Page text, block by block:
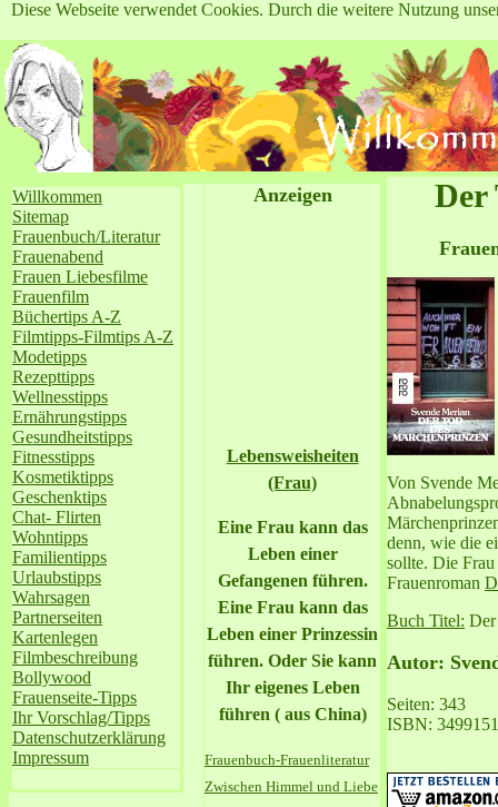
Diese Webseite verwendet Cookies. Durch die weitere Nutzung
Der
Von Svende
denn, wie die
sollte. Die Frau
Frauenroman
Buch Titel: Der
Autor:
Seiten: 343
ISBN:
Willkommen
Sitemap
Frauenbuch/Literatur
Frauenabend
Frauen Liebesfilme
Frauenfilm
Büchertips A-Z
Filmtipps-Filmtips A-Z
Modetipps
Rezepttipps
Wellnesstipps
Ernährungstipps
Gesundheitstipps
Fitnesstipps
Kosmetiktipps
Geschenktips
Chat- Flirten
Wohntipps
Familientipps
Urlaubstipps
Wahrsagen
Partnerseiten
Kartenlegen
Filmbeschreibung
Bollywood
Frauenseite-Tipps
Ihr Vorschlag/Tipps
Datenschutzerklärung
Impressum
Anzeigen
Lebensweisheiten
(Frau)
Eine Frau kann das
Leben einer
Gefangenen führen.
Eine Frau kann das
Leben einer Prinzessin
führen. Oder Sie kann
Ihr eigenes Leben
führen ( aus China)
Frauenbuch-Frauenliteratur
Zwischen Himmel und Liebe